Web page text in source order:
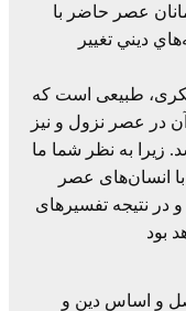
عصر حاضر با
ديني‌ تغيير
طبیعی است که
در عصر نزول و نیز
زیرا به نظر شما ما
انسان‌های عصر
در نتیجه تفسیرهای
بود
و اساس دین و